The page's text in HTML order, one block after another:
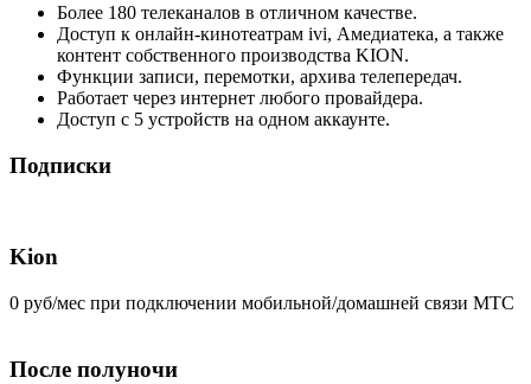
Более 180 телеканалов в отличном качестве.
Доступ к онлайн-кинотеатрам ivi, Амедиатека, а также
контент собственного производства KION.
Функции записи, перемотки, архива телепередач.
Работает через интернет любого провайдера.
Доступ с 5 устройств на одном аккаунте.
Подписки
Kion
0 руб/мес при подключении мобильной/домашней связи МТС
После полуночи